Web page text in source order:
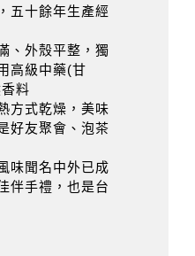
五十餘年生產經
、外殼平整，獨
高級中藥(甘
料
方式乾燥，美味
好友聚會、泡茶
味聞名中外已成
伴手禮，也是台